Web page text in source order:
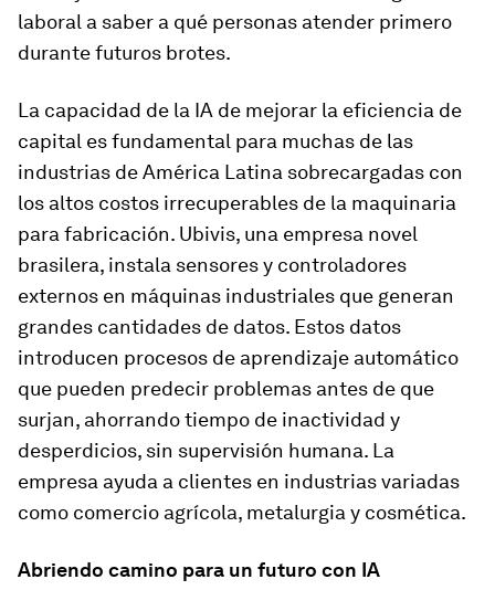
laboral a saber a qué personas atender primero
durante futuros brotes.
La capacidad de la IA de mejorar la eficiencia de
capital es fundamental para muchas de las
industrias de América Latina sobrecargadas con
los altos costos irrecuperables de la maquinaria
para fabricación. Ubivis, una empresa novel
brasilera, instala sensores y controladores
externos en máquinas industriales que generan
grandes cantidades de datos. Estos datos
introducen procesos de aprendizaje automático
que pueden predecir problemas antes de que
surjan, ahorrando tiempo de inactividad y
desperdicios, sin supervisión humana. La
empresa ayuda a clientes en industrias variadas
como comercio agrícola, metalurgia y cosmética.
Abriendo camino para un futuro con IA